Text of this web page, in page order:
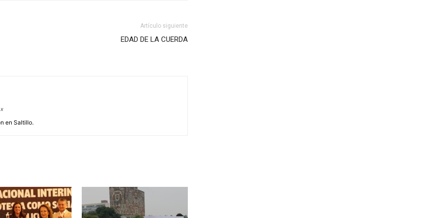
Artículo siguiente
EDAD DE LA CUERDA
en Saltillo.